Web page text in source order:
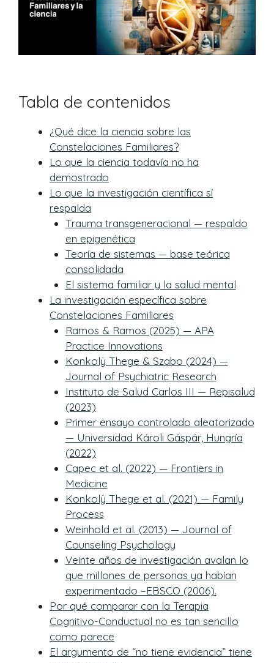
Tabla de contenidos
¿Qué dice la ciencia sobre las
Constelaciones Familiares?
Lo que la ciencia todavía no ha
demostrado
Lo que la investigación científica sí
respalda
Trauma transgeneracional — respaldo
en epigenética
Teoría de sistemas — base teórica
consolidada
El sistema familiar y la salud mental
La investigación específica sobre
Constelaciones Familiares
Ramos & Ramos (2025) — APA
Practice Innovations
Konkolÿ Thege & Szabo (2024) —
Journal of Psychiatric Research
Instituto de Salud Carlos III — Repisalud
(2023)
Primer ensayo controlado aleatorizado
— Universidad Károli Gáspár, Hungría
(2022)
Capec et al. (2022) — Frontiers in
Medicine
Konkolÿ Thege et al. (2021) — Family
Process
Weinhold et al. (2013) — Journal of
Counseling Psychology
Veinte años de investigación avalan lo
que millones de personas ya habían
experimentado –EBSCO (2006).
Por qué comparar con la Terapia
Cognitivo-Conductual no es tan sencillo
como parece
El argumento de “no tiene evidencia” tiene